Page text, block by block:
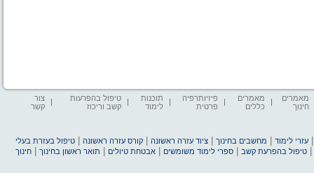
מאמרים
חינוך
מאמרים
כללים
פיזיותרפיה
פרטית
תוכנות
לימוד
טיפול בהפרעות
קשב וריכוז
צור
קשר
עזרי לימוד מחשבים בחינוך |ציוד עזרה ראשונה |קורס עזרה ראשונה |טיפול בעזרת בעלי
|טיפול בהפרעת קשב |ספרי לימוד משומשים |אבטחת טיולים תואר ראשון בחינוך |חינוך